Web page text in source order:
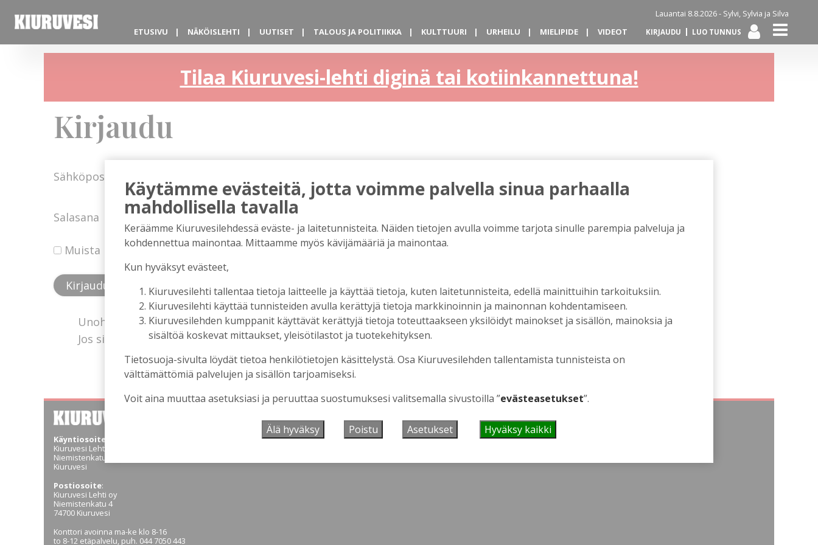
Lauantai 8.8.2026 - Sylvi, Sylvia ja Silva
ETUSIVU
NÄKÖISLEHTI UUTISET TALOUS JA POLITIIKKA KULTTUURI URHEILU MIELIPIDE VIDEOT KIRJAUDU LUO TUNNUS
Tilaa Kiuruvesi-lehti diginä tai kotiinkannettuna!
Kirjaudu
Sähköposti
Salasana
Muista minut
Unohtuiko salasana?
Jos sinulla ei ole vielä tunnusta, hanki se tästä.
Käyntiosoite
Kiuruvesi Lehti oy
Niemistenkatu 4
Kiuruvesi
Postiosoite:
Kiuruvesi Lehti oy
Niemistenkatu 4
74700 Kiuruvesi
Konttori avoinna ma-ke klo 8-16
to 8-12 etäpalvelu, puh. 044 7050 443
Käytämme evästeitä, jotta voimme palvella sinua parhaalla
mahdollisella tavalla
Keräämme Kiuruvesilehdessä eväste- ja laitetunnisteita. Näiden tietojen avulla voimme tarjota sinulle parempia palveluja ja
kohdennettua mainontaa. Mittaamme myös kävijämääriä ja mainontaa.
Kun hyväksyt evästeet,
Kiuruvesilehti tallentaa tietoja laitteelle ja käyttää tietoja, kuten laitetunnisteita, edellä mainittuihin tarkoituksiin.
Kiuruvesilehti käyttää tunnisteiden avulla kerättyjä tietoja markkinoinnin ja mainonnan kohdentamiseen.
Kiuruvesilehden kumppanit käyttävät kerättyjä tietoja toteuttaakseen yksilöidyt mainokset ja sisällön, mainoksia ja
sisältöä koskevat mittaukset, yleisötilastot ja tuotekehityksen.
Tietosuoja-sivulta löydät tietoa henkilötietojen käsittelystä. Osa Kiuruvesilehden tallentamista tunnisteista on
välttämättömiä palvelujen ja sisällön tarjoamiseksi.
Voit aina muuttaa asetuksiasi ja peruuttaa suostumuksesi valitsemalla sivustoilla ”evästeasetukset”.
Älä hyväksy Poistu Asetukset Hyväksy kaikki